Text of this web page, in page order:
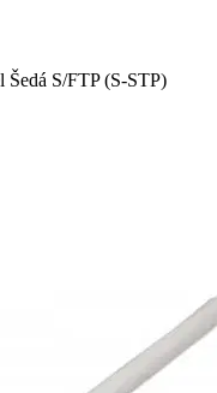
S/FTP (S-STP)